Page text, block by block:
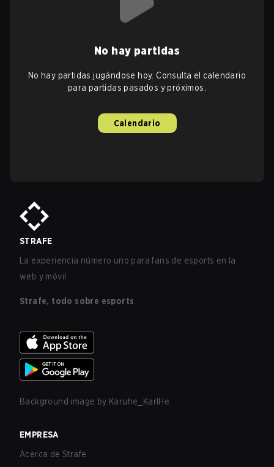
No hay partidas
No hay partidas jugándose hoy. Consulta el calendario
para partidas pasados y próximos.
Calendario
STRAFE
La experiencia número uno para fans de esports en la
web y móvil.
Strafe, todo sobre esports
Background image by Karuhe_KarlHe
EMPRESA
Acerca de Strafe